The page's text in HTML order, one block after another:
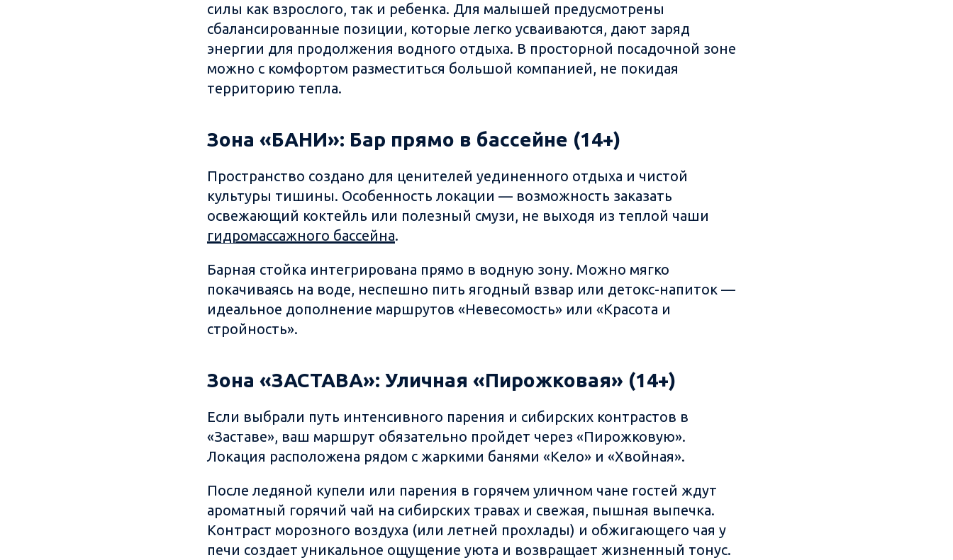
силы как взрослого, так и ребенка. Для малышей предусмотрены
сбалансированные позиции, которые легко усваиваются, дают заряд
энергии для продолжения водного отдыха. В просторной посадочной зоне
можно с комфортом разместиться большой компанией, не покидая
территорию тепла.
Зона «БАНИ»: Бар прямо в бассейне (14+)
Пространство создано для ценителей уединенного отдыха и чистой
культуры тишины. Особенность локации — возможность заказать
освежающий коктейль или полезный смузи, не выходя из теплой чаши
гидромассажного бассейна.
Барная стойка интегрирована прямо в водную зону. Можно мягко
покачиваясь на воде, неспешно пить ягодный взвар или детокс-напиток —
идеальное дополнение маршрутов «Невесомость» или «Красота и
стройность».
Зона «ЗАСТАВА»: Уличная «Пирожковая» (14+)
Если выбрали путь интенсивного парения и сибирских контрастов в
«Заставе», ваш маршрут обязательно пройдет через «Пирожковую».
Локация расположена рядом с жаркими банями «Кело» и «Хвойная».
После ледяной купели или парения в горячем уличном чане гостей ждут
ароматный горячий чай на сибирских травах и свежая, пышная выпечка.
Контраст морозного воздуха (или летней прохлады) и обжигающего чая у
печи создает уникальное ощущение уюта и возвращает жизненный тонус.